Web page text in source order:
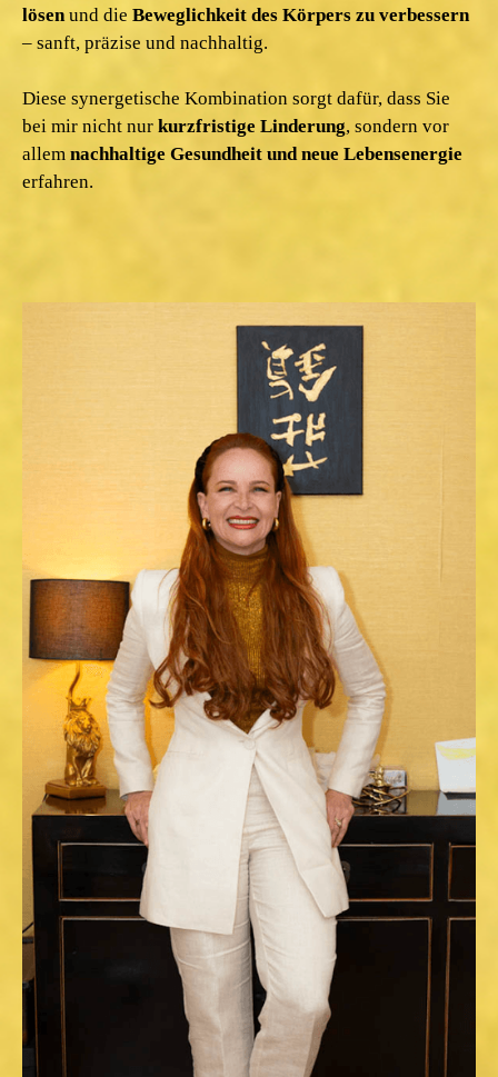
lösen und die Beweglichkeit des Körpers zu verbessern
– sanft, präzise und nachhaltig.
Diese synergetische Kombination sorgt dafür, dass Sie
bei mir nicht nur kurzfristige Linderung, sondern vor
allem nachhaltige Gesundheit und neue Lebensenergie
erfahren.